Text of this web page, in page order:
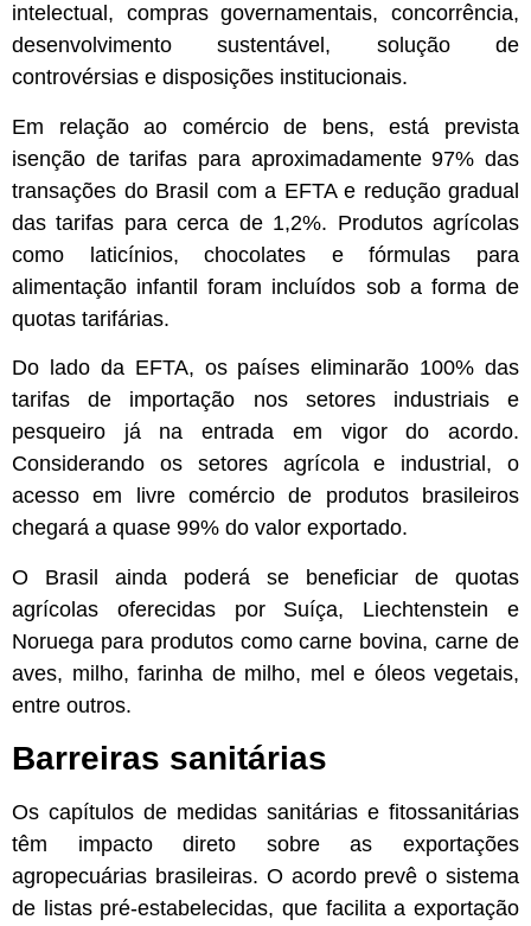
intelectual, compras governamentais, concorrência,
desenvolvimento sustentável, solução de
controvérsias e disposições institucionais.
Em relação ao comércio de bens, está prevista
isenção de tarifas para aproximadamente 97% das
transações do Brasil com a EFTA e redução gradual
das tarifas para cerca de 1,2%. Produtos agrícolas
como laticínios, chocolates e fórmulas para
alimentação infantil foram incluídos sob a forma de
quotas tarifárias.
Do lado da EFTA, os países eliminarão 100% das
tarifas de importação nos setores industriais e
pesqueiro já na entrada em vigor do acordo.
Considerando os setores agrícola e industrial, o
acesso em livre comércio de produtos brasileiros
chegará a quase 99% do valor exportado.
O Brasil ainda poderá se beneficiar de quotas
agrícolas oferecidas por Suíça, Liechtenstein e
Noruega para produtos como carne bovina, carne de
aves, milho, farinha de milho, mel e óleos vegetais,
entre outros.
Barreiras sanitárias
Os capítulos de medidas sanitárias e fitossanitárias
têm impacto direto sobre as exportações
agropecuárias brasileiras. O acordo prevê o sistema
de listas pré-estabelecidas, que facilita a exportação